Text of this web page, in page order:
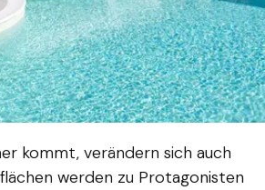
kommt, verändern sich auch
werden zu Protagonisten